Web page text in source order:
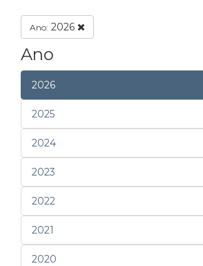
Ano: 2026
Ano
2026
2025
2024
2023
2022
2021
2020